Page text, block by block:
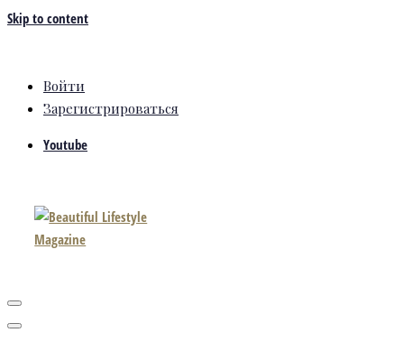
Skip to content
Войти
Зарегистрироваться
Youtube